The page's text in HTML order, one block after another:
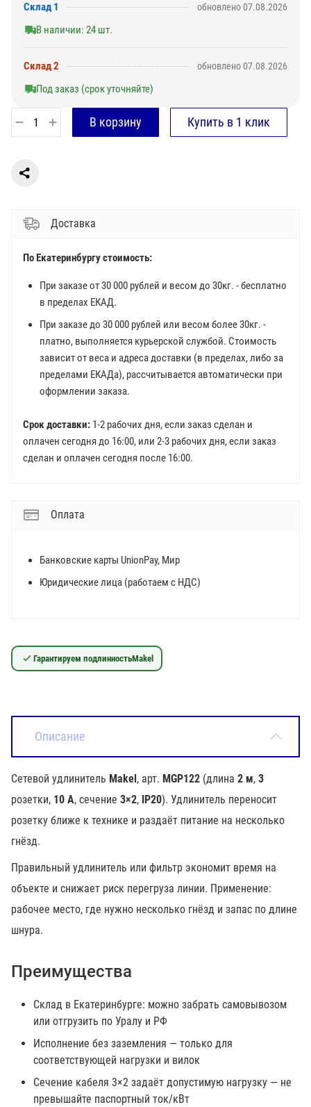
Склад 1 обновлено 07.08.2026
В наличии: 24 шт.
Склад 2 обновлено 07.08.2026
Под заказ (срок уточняйте)
Доставка
По Екатеринбургу стоимость:
При заказе от 30 000 рублей и весом до 30кг. - бесплатно
в пределах ЕКАД.
При заказе до 30 000 рублей или весом более 30кг. -
платно, выполняется курьерской службой. Стоимость
зависит от веса и адреса доставки (в пределах, либо за
пределами ЕКАДа), рассчитывается автоматически при
оформлении заказа.
Срок доставки: 1-2 рабочих дня, если заказ сделан и
оплачен сегодня до 16:00, или 2-3 рабочих дня, если заказ
сделан и оплачен сегодня после 16:00.
Оплата
Банковские карты UnionPay, Мир
Юридические лица (работаем с НДС)
Гарантируем подлинностьMakel
Описание
Сетевой удлинитель Makel, арт. MGP122 (длина 2 м, 3
розетки, 10 А, сечение 3×2, IP20). Удлинитель переносит
розетку ближе к технике и раздаёт питание на несколько
гнёзд.
Правильный удлинитель или фильтр экономит время на
объекте и снижает риск перегруза линии. Применение:
рабочее место, где нужно несколько гнёзд и запас по длине
шнура.
Преимущества
Склад в Екатеринбурге: можно забрать самовывозом
или отгрузить по Уралу и РФ
Исполнение без заземления — только для
соответствующей нагрузки и вилок
Сечение кабеля 3×2 задаёт допустимую нагрузку — не
превышайте паспортный ток/кВт